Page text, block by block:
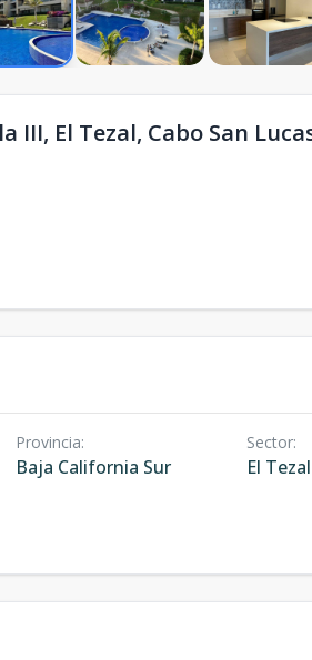
III, El Tezal, Cabo San
Provincia:
Baja California Sur
Sector:
El Tezal